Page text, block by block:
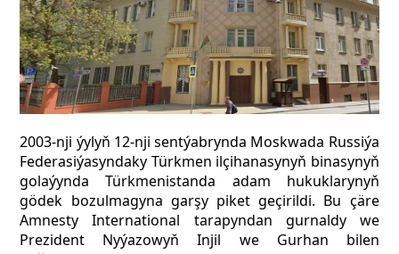
2003-nji ýylyň 12-nji sentýabrynda Moskwada Russiýa
Federasiýasyndaky Türkmen ilçihanasynyň binasynyň
golaýynda Türkmenistanda adam hukuklarynyň
gödek bozulmagyna garşy piket geçirildi. Bu çäre
Amnesty International tarapyndan gurnaldy we
Prezident Nyýazowyň Injil we Gurhan bilen